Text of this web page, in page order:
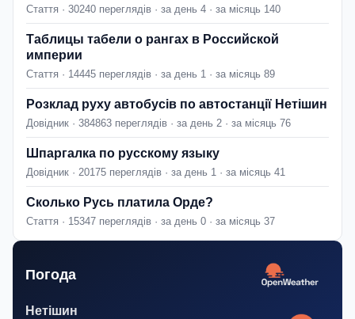
Стаття · 30240 переглядів · за день 4 · за місяць 140
Таблицы табели о рангах в Российской
империи
Стаття · 14445 переглядів · за день 1 · за місяць 89
Розклад руху автобусів по автостанції Нетішин
Довідник · 384863 переглядів · за день 2 · за місяць 76
Шпаргалка по русскому языку
Довідник · 20175 переглядів · за день 1 · за місяць 41
Сколько Русь платила Орде?
Стаття · 15347 переглядів · за день 0 · за місяць 37
Погода
Нетішин